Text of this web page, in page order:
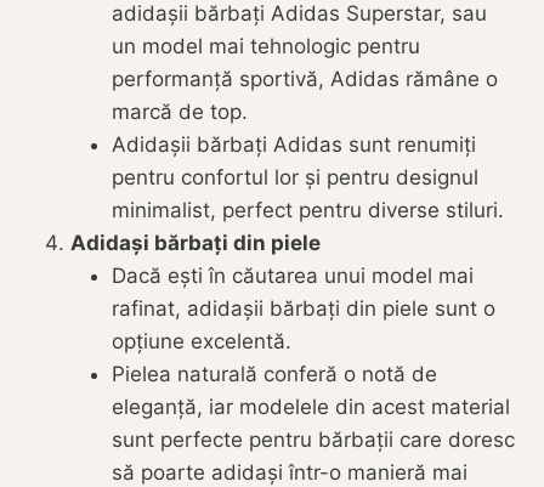
adidașii bărbați Adidas Superstar, sau
un model mai tehnologic pentru
performanță sportivă, Adidas rămâne o
marcă de top.
Adidașii bărbați Adidas sunt renumiți
pentru confortul lor și pentru designul
minimalist, perfect pentru diverse stiluri.
Adidași bărbați din piele
Dacă ești în căutarea unui model mai
rafinat, adidașii bărbați din piele sunt o
opțiune excelentă.
Pielea naturală conferă o notă de
eleganță, iar modelele din acest material
sunt perfecte pentru bărbații care doresc
să poarte adidași într-o manieră mai